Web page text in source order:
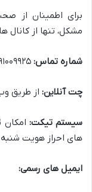
برای اطمینان از
مشکل، تنها از کانال
شماره تماس:
چت آنلاین: از طریق وب سایت، ۷
سیستم تیکت:
های احراز هویت شنبه تا
ایمیل های رسمی: